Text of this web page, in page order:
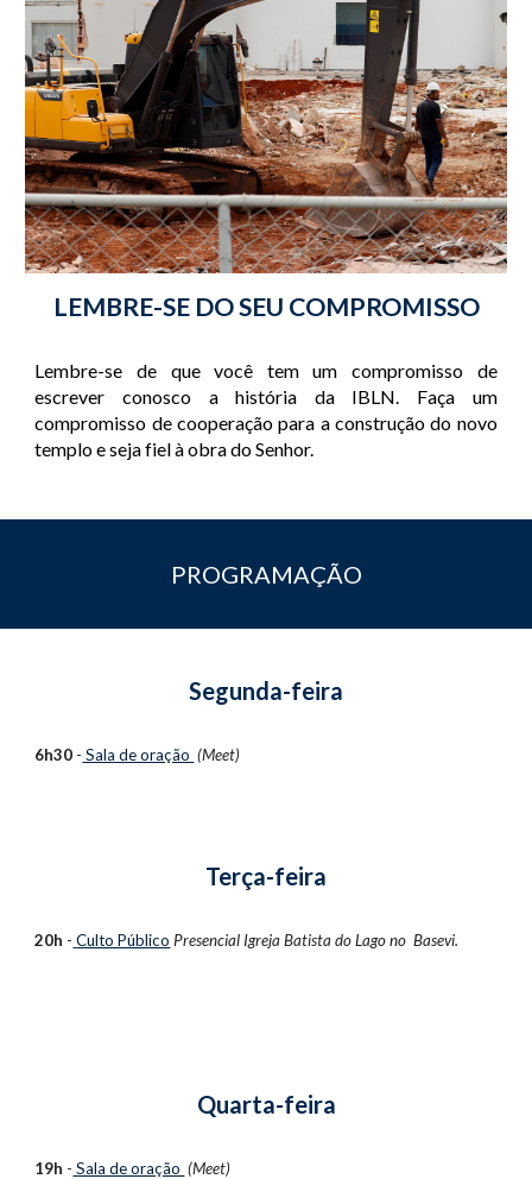
LEMBRE-SE DO SEU COMPROMISSO
Lembre-se de que você tem um compromisso de
escrever conosco a história da IBLN. Faça um
compromisso de cooperação para a construção do novo
templo e seja fiel à obra do Senhor.
PROGRAMAÇÃO
Segunda-feira
6h30 - Sala de oração (Meet)
Terça-feira
20h - Culto Público Presencial Igreja Batista do Lago no  Basevi.
Quarta-feira
19h - Sala de oração (Meet)